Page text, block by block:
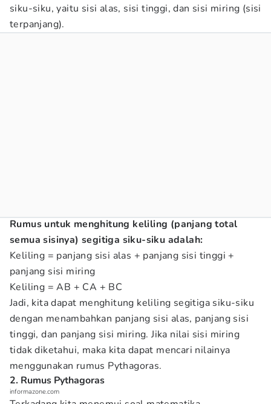
siku-siku, yaitu sisi alas, sisi tinggi, dan sisi miring (sisi
terpanjang).
Rumus untuk menghitung keliling (panjang total
semua sisinya) segitiga siku-siku adalah:
Keliling = panjang sisi alas + panjang sisi tinggi +
panjang sisi miring
Keliling = AB + CA + BC
Jadi, kita dapat menghitung keliling segitiga siku-siku
dengan menambahkan panjang sisi alas, panjang sisi
tinggi, dan panjang sisi miring. Jika nilai sisi miring
tidak diketahui, maka kita dapat mencari nilainya
menggunakan rumus Pythagoras.
2. Rumus Pythagoras
informazone.com